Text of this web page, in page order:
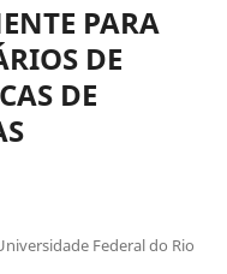
PARA
DE
DE
Federal do Rio